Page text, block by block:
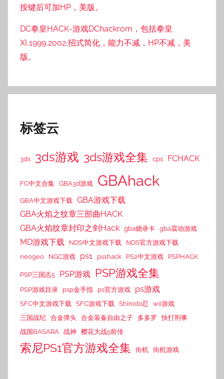
按键后可加HP，美版。
DC拳皇HACK-游戏DChackrom，包括拳皇
XI,1999,2002,招式简化，能力不减，HP不减，美
版。
标签云
3ds 3ds游戏 3ds游戏全集 cps FCHACK
FC中文合集 GBA3d游戏 GBAhack
GBA中文游戏下载
GBA游戏下载
GBA火焰之纹章三部曲HACK
GBA火焰纹章封印之剑Hack gba烧录卡 gba震动游戏
MD游戏下载 NDS中文游戏下载
NDS官方游戏下载
neogeo
NGC游戏 ps1 ps1hack PS2中文游戏 PSPHACK
PSP三国志5 PSP游戏 PSP游戏全集
PSP游戏目录 psp金手指 ps官方游戏 ps游戏
SFC中文游戏下载 SFC游戏下载 Shinobi忍
wii游戏
三国战纪 合金弹头 合金装备自由之子 多多罗
快打刑事
战国BASARA 战神 樱花大战5前传
索尼PS1官方游戏全集 街机 街机游戏